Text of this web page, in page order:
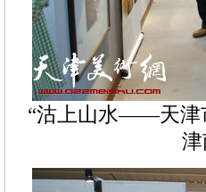
“沽上山水——天津